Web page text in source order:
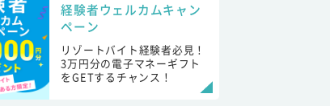
経験者ウェルカムキャン
ペーン
リゾートバイト経験者必見！
3万円分の電子マネーギフト
をGETするチャンス！